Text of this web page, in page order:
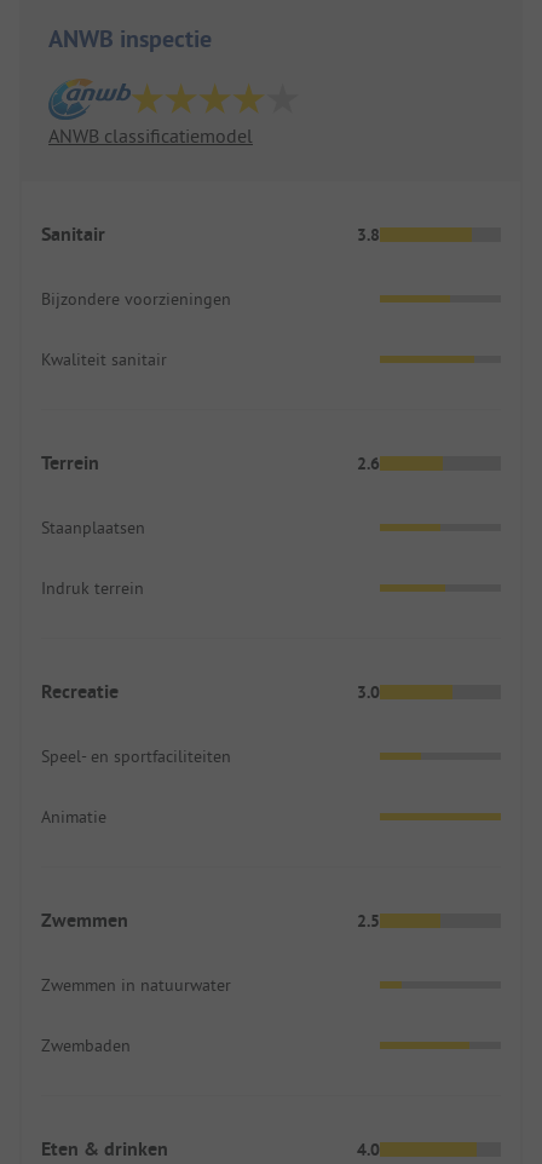
ANWB inspectie
ANWB classificatiemodel
Sanitair 3.8
Bijzondere voorzieningen
Kwaliteit sanitair
Terrein 2.6
Staanplaatsen
Indruk terrein
Recreatie 3.0
Speel- en sportfaciliteiten
Animatie
Zwemmen 2.5
Zwemmen in natuurwater
Zwembaden
Eten & drinken 4.0